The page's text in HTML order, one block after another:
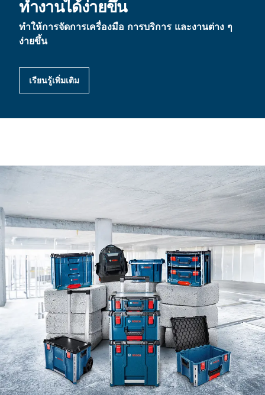
ทำงานได้ง่ายขึ้น
ทำให้การจัดการเครื่องมือ การบริการ และงานต่าง ๆ
ง่ายขึ้น
เรียนรู้เพิ่มเติม